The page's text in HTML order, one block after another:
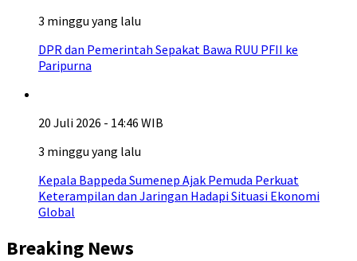
3 minggu yang lalu
DPR dan Pemerintah Sepakat Bawa RUU PFII ke
Paripurna
20 Juli 2026 - 14:46 WIB
3 minggu yang lalu
Kepala Bappeda Sumenep Ajak Pemuda Perkuat
Keterampilan dan Jaringan Hadapi Situasi Ekonomi
Global
Breaking News